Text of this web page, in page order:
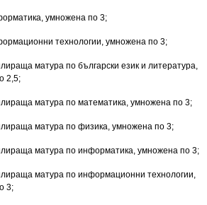
умножена по 3;
технологии, умножена по 3;
матура по български език и литература,
2,5;
матура по математика, умножена по 3;
матура по физика, умножена по 3;
матура по информатика, умножена по 3;
матура по информационни технологии,
3;